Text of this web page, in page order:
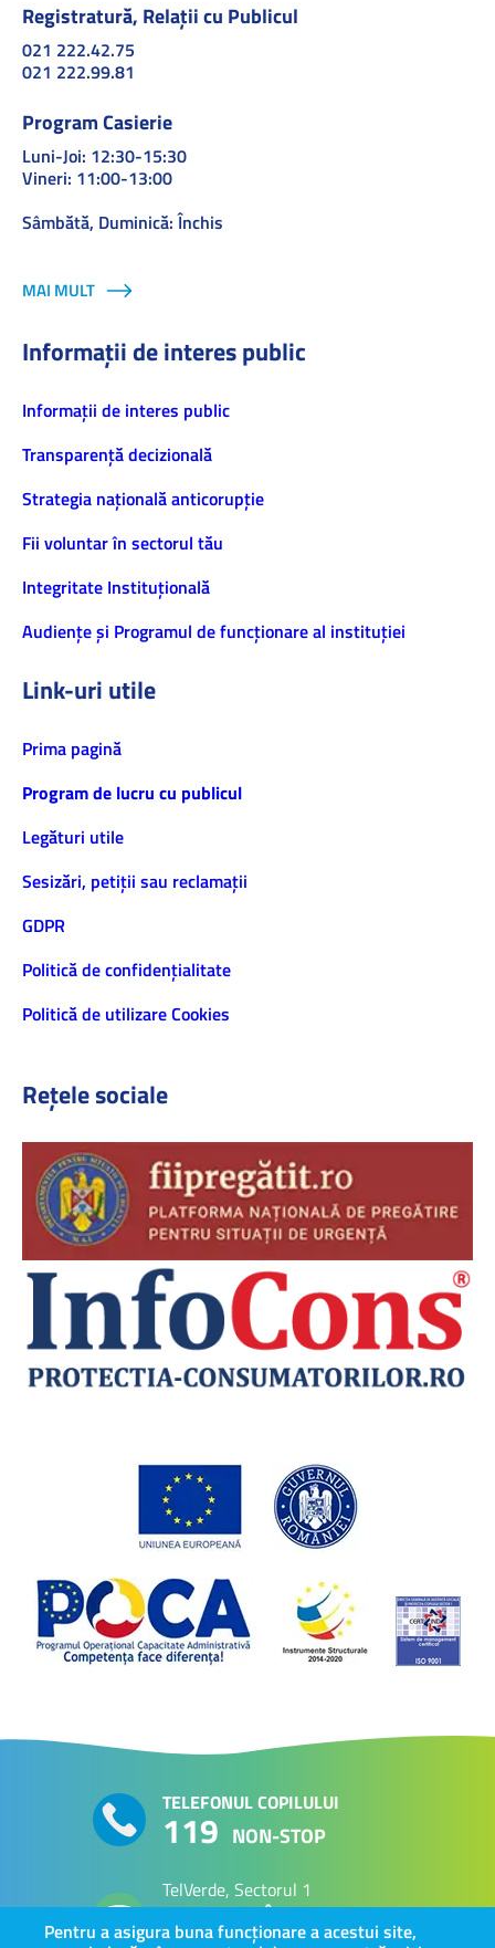
Pentru a asigura buna funcționare a acestui site,
Registratură, Relații cu Publicul
021 222.42.75
021 222.99.81
Program Casierie
Luni-Joi: 12:30-15:30
Vineri: 11:00-13:00
Sâmbătă, Duminică: Închis
MAI MULT
Informații de interes public
Informaţii de interes public
Transparență decizională
Strategia națională anticorupție
Fii voluntar în sectorul tău
Integritate Instituțională
Audiențe și Programul de funcționare al instituției
Link-uri utile
Prima pagină
Program de lucru cu publicul
Legături utile
Sesizări, petiţii sau reclamații
GDPR
Politică de confidenţialitate
Politică de utilizare Cookies
Rețele sociale
TELEFONUL COPILULUI
119 NON-STOP
TelVerde, Sectorul 1
PERSOANE VÂRSTNICE